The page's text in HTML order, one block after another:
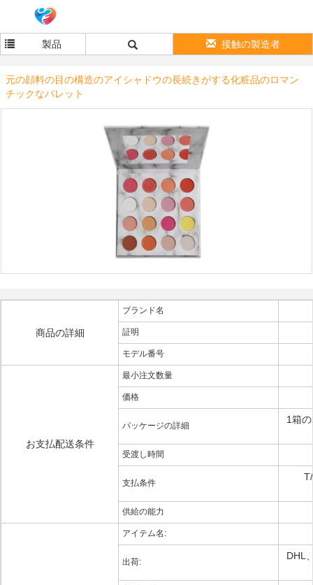
製品 接触の製造者
元の顔料の目の構造のアイシャドウの長続きがする化粧品のロマン
チックなパレット
商品の詳細
ブランド名
証明
モデル番号
お支払配送条件
最小注文数量
価格
パッケージの詳細
1箱
受渡し時間
支払条件
供給の能力
アイテム名:
出荷:
DHL